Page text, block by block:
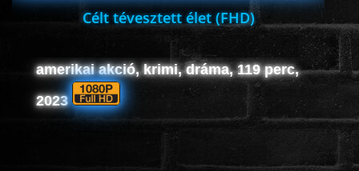
Célt tévesztett élet (FHD)
amerikai akció, krimi, dráma, 119 perc,
2023